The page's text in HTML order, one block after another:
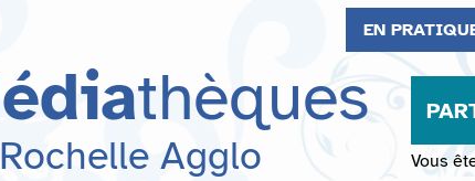
EN
thèques
Agglo Vous